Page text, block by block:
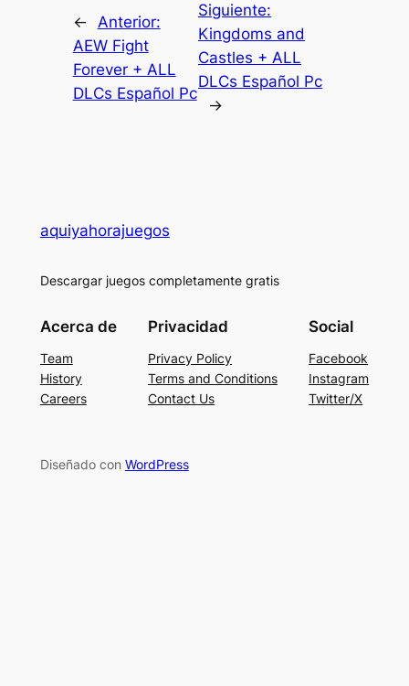
← Anterior:
AEW Fight
Forever + ALL
DLCs Español Pc
Siguiente:
Kingdoms and
Castles + ALL
DLCs Español Pc
→
aquiyahorajuegos
Descargar juegos completamente gratis
Acerca de
Team
History
Careers
Privacidad
Privacy Policy
Terms and Conditions
Contact Us
Social
Facebook
Instagram
Twitter/X
Diseñado con WordPress